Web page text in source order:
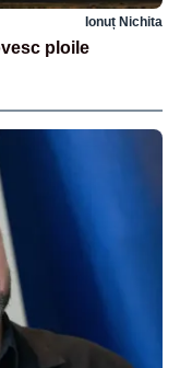
Ionuț Nichita
ploile